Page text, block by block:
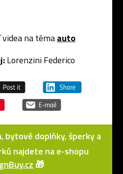
na témaauto
Lorenzini Federico
doplňky, šperky a
najdete na e-shopu
🎁